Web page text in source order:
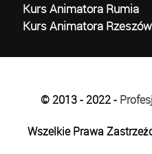
Kurs Animatora Rumia
Kurs Animatora Rzeszów
© 2013 - 2022 -
Wszelkie Prawa